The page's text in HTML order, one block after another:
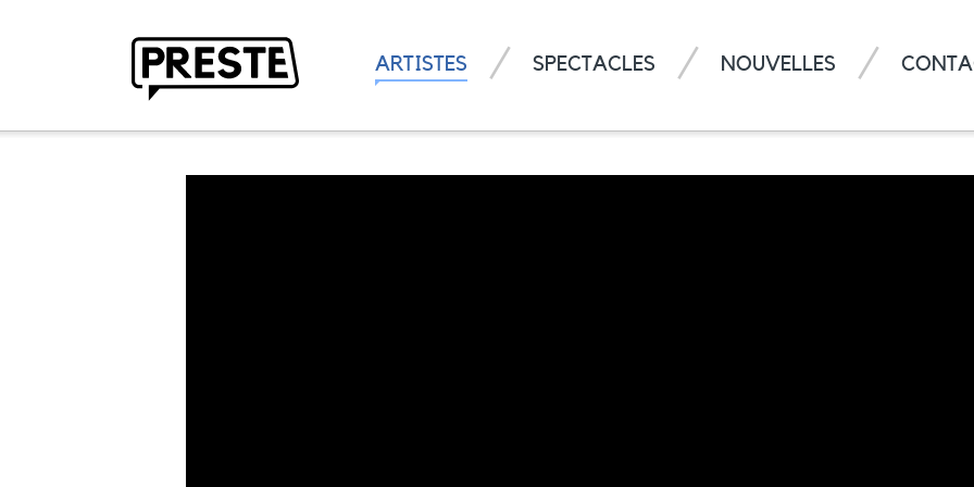
ARTISTES SPECTACLES NOUVELLES